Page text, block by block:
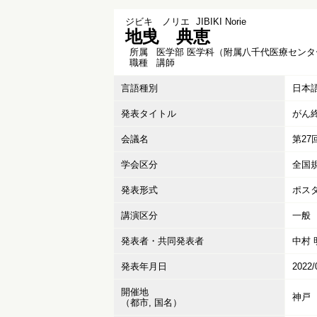
ジビキ ノリエ JIBIKI Norie
地曵 典恵
所属
医学部 医学科（附属八千代医療センタ
職種
講師
言語種別 日本
発表タイトル がん
会議名 第27
学会区分 全国
発表形式 ポス
講演区分 一般
発表者・共同発表者 中村
発表年月日 2022/
開催地
（都市, 国名）
神戸